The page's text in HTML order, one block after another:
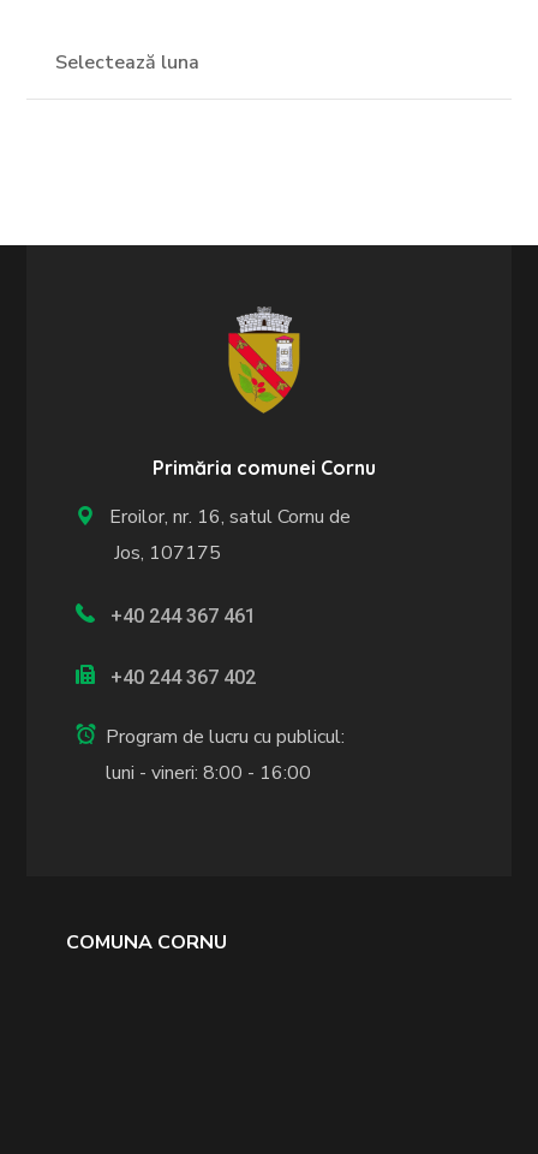
Primăria comunei Cornu
Eroilor, nr. 16, satul Cornu de
Jos, 107175
+40 244 367 461
+40 244 367 402
Program de lucru cu publicul:
luni - vineri: 8:00 - 16:00
COMUNA CORNU